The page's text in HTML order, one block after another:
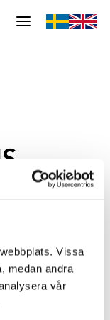
Vissa
medan andra
vår